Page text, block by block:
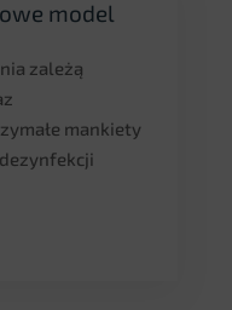
model
zależą
mankiety